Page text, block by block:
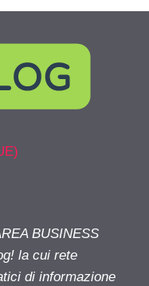
BUSINESS
la cui rete
di informazione